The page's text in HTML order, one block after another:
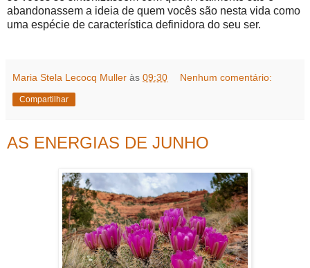
abandonassem a ideia de quem vocês são nesta vida como
uma espécie de característica definidora do seu ser.
Maria Stela Lecocq Muller às 09:30 Nenhum comentário:
Compartilhar
AS ENERGIAS DE JUNHO